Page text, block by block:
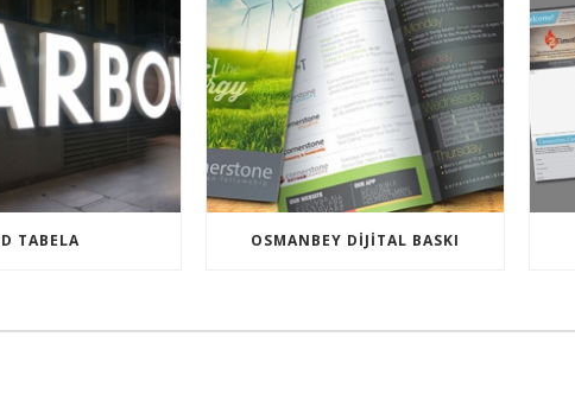
TABELA OSMANBEY DIJITAL BASKI